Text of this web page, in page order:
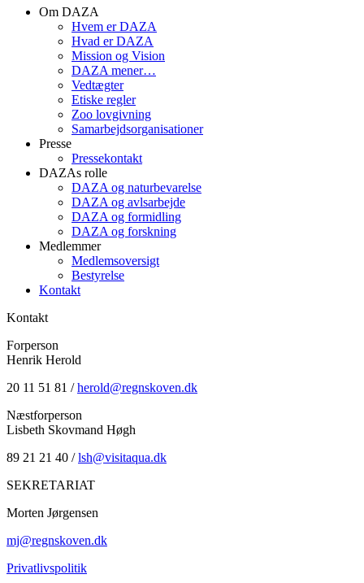
Om DAZA
Hvem er DAZA
Hvad er DAZA
Mission og Vision
DAZA mener…
Vedtægter
Etiske regler
Zoo lovgivning
Samarbejdsorganisationer
Presse
Pressekontakt
DAZAs rolle
DAZA og natur­bevarelse
DAZA og avls­arbejde
DAZA og formidling
DAZA og forskning
Medlemmer
Medlemsoversigt
Bestyrelse
Kontakt
Kontakt
Forperson
Henrik Herold
20 11 51 81 /herold@regnskoven.dk
Næstforperson
Lisbeth Skovmand Høgh
89 21 21 40 /lsh@visitaqua.dk
SEKRETARIAT
Morten Jørgensen
mj@regnskoven.dk
Privatlivspolitik